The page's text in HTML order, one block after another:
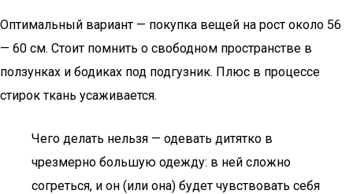
Оптимальный вариант — покупка вещей на рост около 56
— 60 см. Стоит помнить о свободном пространстве в
ползунках и бодиках под подгузник. Плюс в процессе
стирок ткань усаживается.
Чего делать нельзя — одевать дитятко в
чрезмерно большую одежду: в ней сложно
согреться, и он (или она) будет чувствовать себя